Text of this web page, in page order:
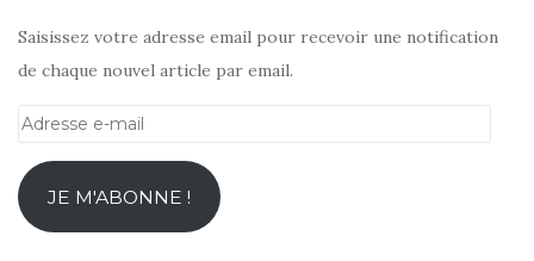
Saisissez votre adresse email pour recevoir une notification
de chaque nouvel article par email.
Adresse
mailJE M'ABONNE !